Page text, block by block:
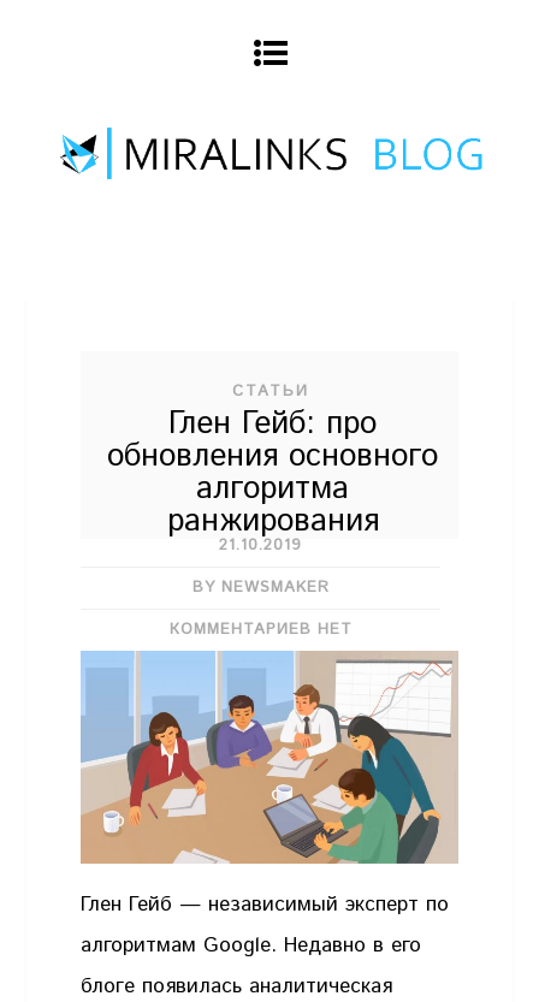
СТАТЬИ
Глен Гейб: про
обновления основного
алгоритма
ранжирования
21.10.2019
BY NEWSMAKER
КОММЕНТАРИЕВ НЕТ
Глен Гейб — независимый эксперт по
алгоритмам Google. Недавно в его
блоге появилась аналитическая